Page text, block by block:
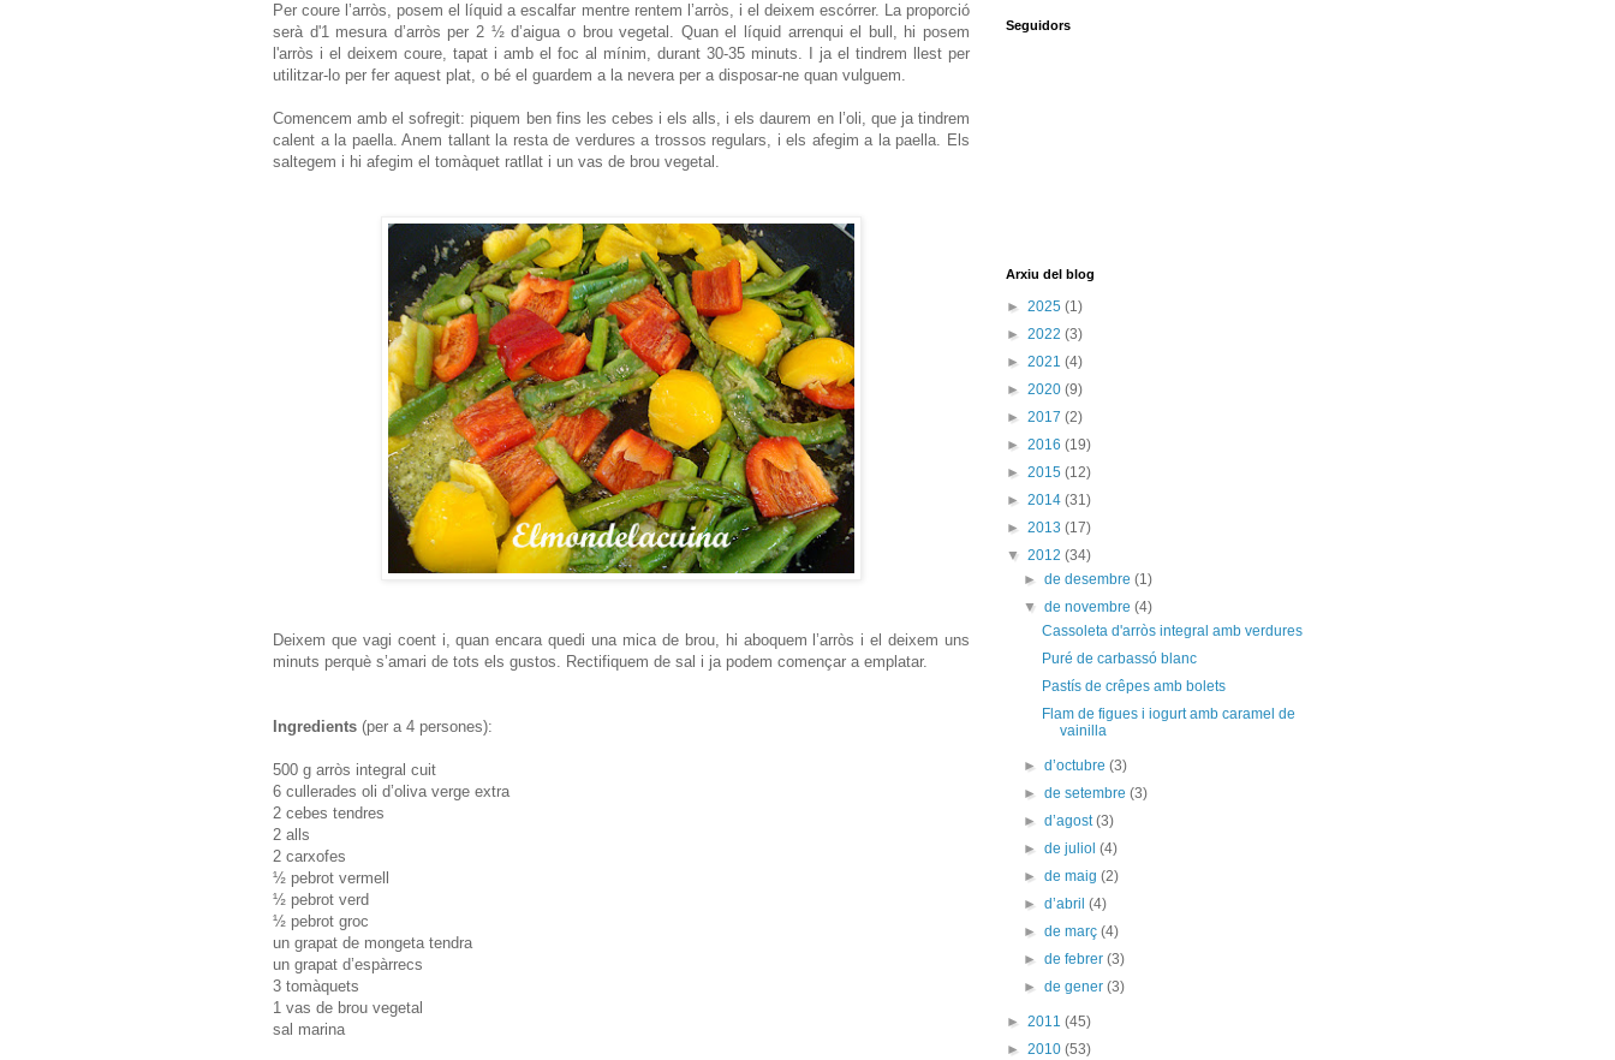
Per coure l’arròs, posem el líquid a escalfar mentre rentem l’arròs, i el deixem escórrer. La proporció
serà d'1 mesura d’arròs per 2 ½ d’aigua o brou vegetal. Quan el líquid arrenqui el bull, hi posem
l'arròs i el deixem coure, tapat i amb el foc al mínim, durant 30-35 minuts. I ja el tindrem llest per
utilitzar-lo per fer aquest plat, o bé el guardem a la nevera per a disposar-ne quan vulguem.
Comencem amb el sofregit: piquem ben fins les cebes i els alls, i els daurem en l’oli, que ja tindrem
calent a la paella. Anem tallant la resta de verdures a trossos regulars, i els afegim a la paella. Els
saltegem i hi afegim el tomàquet ratllat i un vas de brou vegetal.
Deixem que vagi coent i, quan encara quedi una mica de brou, hi aboquem l’arròs i el deixem uns
minuts perquè s’amari de tots els gustos. Rectifiquem de sal i ja podem començar a emplatar.
Ingredients (per a 4 persones):
500 g arròs integral cuit
6 cullerades oli d’oliva verge extra
2 cebes tendres
2 alls
2 carxofes
½ pebrot vermell
½ pebrot verd
½ pebrot groc
un grapat de mongeta tendra
un grapat d’espàrrecs
3 tomàquets
1 vas de brou vegetal
sal marina
Seguidors
Arxiu del blog
► 2025 (1)
► 2022 (3)
► 2021 (4)
► 2020 (9)
► 2017 (2)
► 2016 (19)
► 2015 (12)
► 2014 (31)
► 2013 (17)
▼ 2012 (34)
►de desembre(1)
▼de novembre(4)
Cassoleta d'arròs integral amb verdures
Puré de carbassó blanc
Pastís de crêpes amb bolets
Flam de figues i iogurt amb caramel de
vainilla
►d’octubre(3)
►de setembre(3)
►d’agost(3)
►de juliol(4)
►de maig(2)
►d’abril(4)
►de març(4)
►de febrer(3)
►de gener(3)
► 2011 (45)
► 2010 (53)